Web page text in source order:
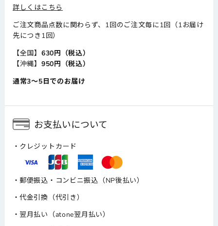
詳しくはこちら
ご注文商品点数に関わらず、1回のご注文毎に1回（1お届け
先につき1回）
【全国】 630円（税込）
【沖縄】 950円（税込）
通常3～5日でのお届け
お支払いについて
クレジットカード
郵便振込・コンビニ振込（NP後払い）
代金引換（代引き）
翌月払い（atone翌月払い）